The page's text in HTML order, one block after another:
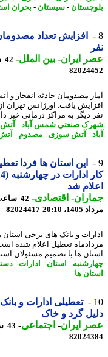
-سیستان-بحران
ایران- بین الملل-42 ساعت پیش - سه شنبه 13 مرداد 1405، 20:20
به مراکز درمانی خبر داد. - 2 تعطیلی ادارات ...
صنعتی شمس آباد- آتش
آتش سوزی- مصدوم-آتش
این استان ها فردا تعطیل
شد
- اقتصادی-
20:10
82024417
تعطیل اعلام شده است. -
ها با تصمیم مسئولان استانی روز چهارشنبه 14
-استان-ادارات - دستگاه
ها
گرد و خاک
ایران- اجتماعی-43 ساعت پیش - سه شنبه 13 مرداد 1405، 20:05